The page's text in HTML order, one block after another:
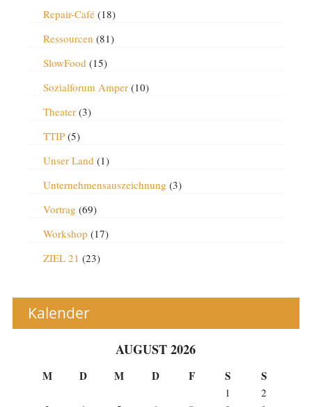
Repair-Café(18)
Ressourcen (81)
SlowFood (15)
Sozialforum Amper(10)
Theater(3)
TTIP(5)
Unser Land (1)
Unternehmensauszeichnung (3)
Vortrag (69)
Workshop (17)
ZIEL 21 (23)
Kalender
AUGUST 2026
M D M D F S S
1
2